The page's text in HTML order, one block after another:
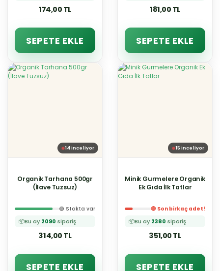
174,00 TL
SEPETE EKLE
181,00 TL
SEPETE EKLE
14 inceliyor
Organik Tarhana 500gr
(İlave Tuzsuz)
📦Bu ay 2090 sipariş
314,00 TL
🟢 Stokta var
SEPETE EKLE
15 inceliyor
Minik Gurmelere Organik
Ek Gıda İlk Tatlar
📦Bu ay 2380 sipariş
351,00 TL
🔴 Son birkaç adet!
SEPETE EKLE